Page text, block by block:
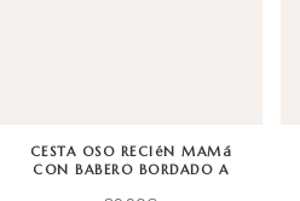
CESTA OSO RECIéN MAMá
CON BABERO BORDADO A